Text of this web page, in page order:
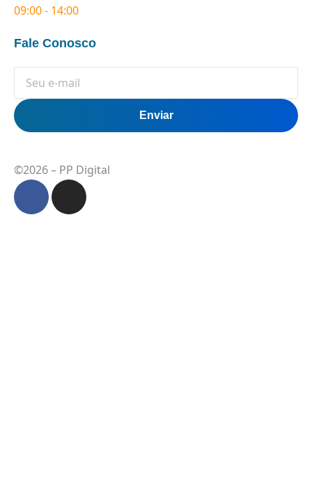
09:00 - 14:00
Fale Conosco
Enviar
©2026 – PP Digital